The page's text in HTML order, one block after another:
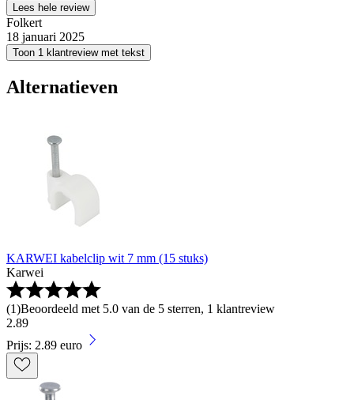
Lees hele review
Folkert
18 januari 2025
Toon 1 klantreview met tekst
Alternatieven
KARWEI kabelclip wit 7 mm (15 stuks)
Karwei
(1)Beoordeeld met 5.0 van de 5 sterren, 1 klantreview
2.89
Prijs: 2.89 euro